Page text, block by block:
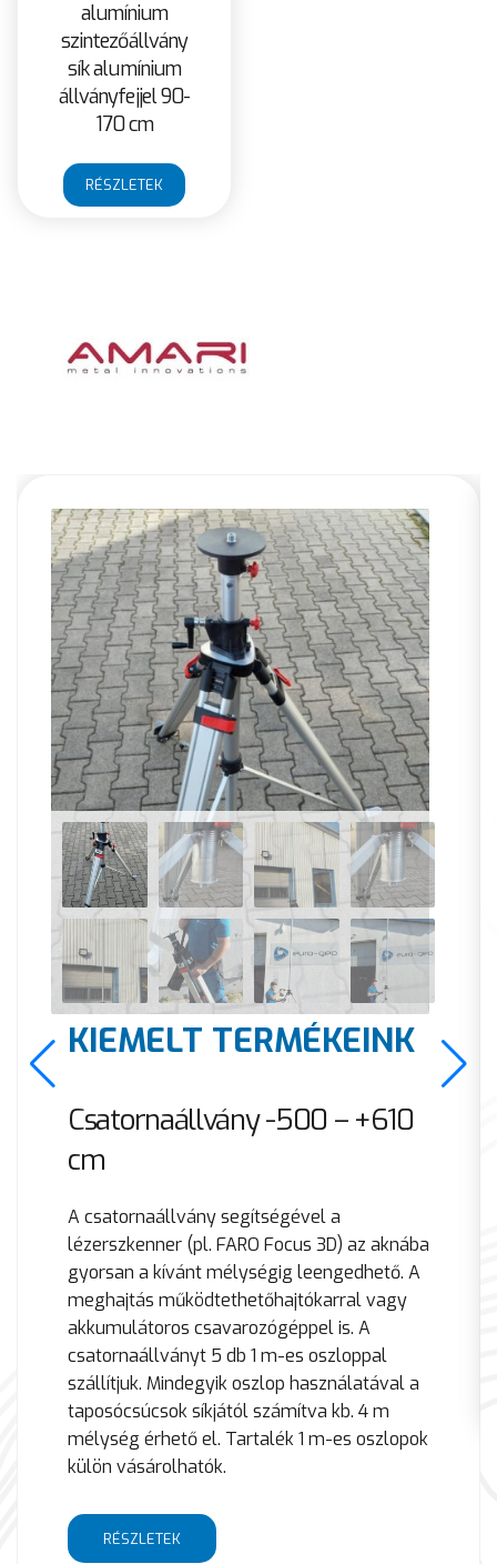
alumínium
szintezőállvány
sík alumínium
állványfejjel 90-
170 cm
RÉSZLETEK
KIEMELT TERMÉKEINK
Csatornaállvány -500 – +610
cm
A csatornaállvány segítségével a
lézerszkenner (pl. FARO Focus 3D) az aknába
gyorsan a kívánt mélységig leengedhető. A
meghajtás működtethetőhajtókarral vagy
akkumulátoros csavarozógéppel is. A
csatornaállványt 5 db 1 m-es oszloppal
szállítjuk. Mindegyik oszlop használatával a
taposócsúcsok síkjától számítva kb. 4 m
mélység érhető el. Tartalék 1 m-es oszlopok
külön vásárolhatók.
RÉSZLETEK